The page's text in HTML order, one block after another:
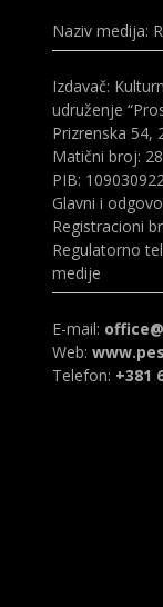
Naziv medija:
Izdavač:
udruženje
Prizrenska 54,
Matični broj:
PIB:
Glavni i
Registracioni
Regulatorno
medije
E-mail:
Web:
Telefon: +381